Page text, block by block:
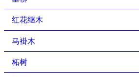
红花继木
马褂木
柘树